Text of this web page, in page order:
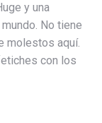
y una
No tiene
molestos aquí.
con los